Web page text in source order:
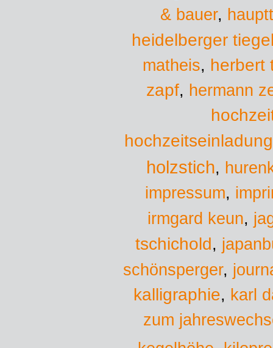
& bauer,
heidelberger
matheis, herbert
zapf, hermann
holzstich,
impressum,
irmgard keun,
tschichold,
schönsperger,
kalligraphie, karl
zum